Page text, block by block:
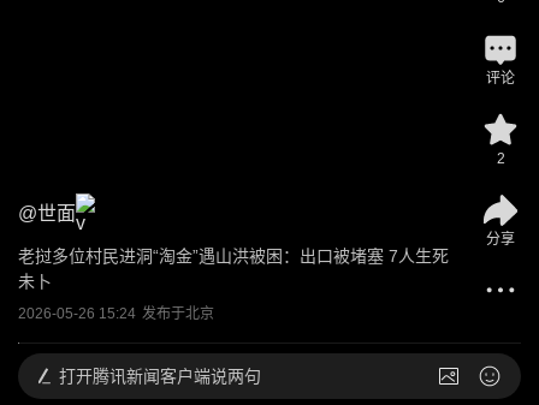
@世面
老挝多位村民进洞“淘金”遇山洪被困：出口被堵塞 7人生死
未卜
2026-05-26 15:24 发布于北京
评论
2
分享
打开腾讯新闻客户端说两句